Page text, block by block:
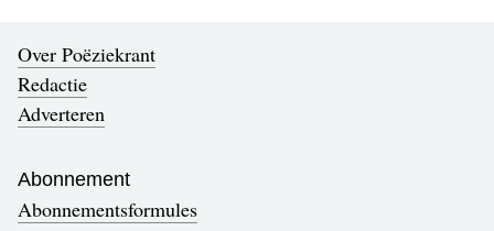
Over Poëziekrant
Redactie
Adverteren
Abonnement
Abonnementsformules